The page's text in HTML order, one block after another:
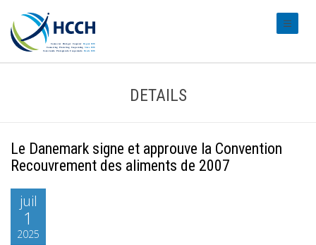
DETAILS
Le Danemark signe et approuve la Convention
Recouvrement des aliments de 2007
juil
1
2025